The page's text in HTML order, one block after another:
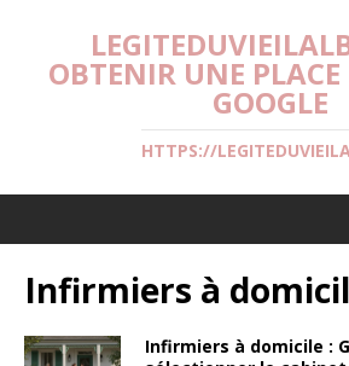
OBTENIR UNE
GOOGLE
HTTPS://
Infirmiers à
Infirmiers à domicile :